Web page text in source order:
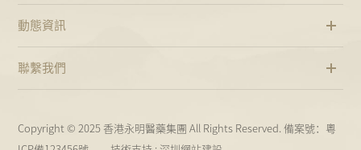
動態資訊
聯繫我們
Copyright © 2025 香港永明醫藥集團 All Rights Reserved. 備案號： 粵